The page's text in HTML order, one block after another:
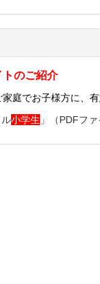
のご紹介
庭でお子様方に、
小学生 」（PDFファ